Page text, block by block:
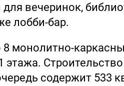
вечеринок,
лобби-бар.
8 монолитно-
этажа.
содержит 533